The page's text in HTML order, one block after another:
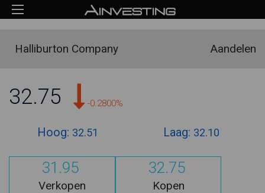
Halliburton Company Aandelen
32.75 -0.2800%
Hoog: 32.51 Laag: 32.10
31.95
Verkopen
32.75
Kopen